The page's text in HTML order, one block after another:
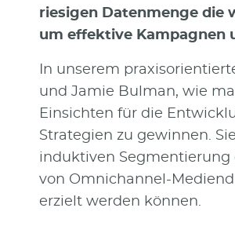
riesigen Datenmenge die
um effektive Kampagnen
In unserem
und Jamie Bulman, wie
Einsichten für die
Strategien zu gewinnen.
induktiven Segmentierung
von Omnichannel-
erzielt werden können.